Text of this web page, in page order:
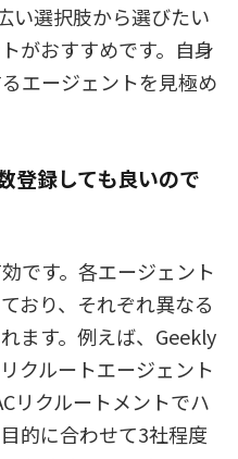
い選択肢から選びたい
がおすすめです。自身
エージェントを見極め
登録しても良いので
です。各エージェント
おり、それぞれ異なる
ます。例えば、Geekly
クルートエージェント
リクルートメントでハ
的に合わせて3社程度